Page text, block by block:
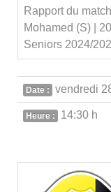
Rapport du
Mohamed (S) |
Seniors 2024/
Date : vendredi
Heure : 14:30 h